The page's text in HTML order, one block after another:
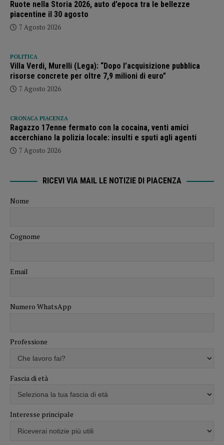
Ruote nella Storia 2026, auto d’epoca tra le bellezze
piacentine il 30 agosto
7 Agosto 2026
POLITICA
Villa Verdi, Murelli (Lega): “Dopo l’acquisizione pubblica
risorse concrete per oltre 7,9 milioni di euro”
7 Agosto 2026
CRONACA PIACENZA
Ragazzo 17enne fermato con la cocaina, venti amici
accerchiano la polizia locale: insulti e sputi agli agenti
7 Agosto 2026
RICEVI VIA MAIL LE NOTIZIE DI PIACENZA
Nome
Cognome
Email
Numero WhatsApp
Professione
Fascia di età
Interesse principale